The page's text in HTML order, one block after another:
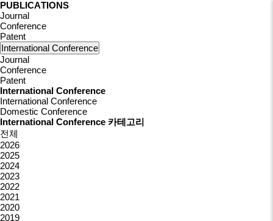
PUBLICATIONS
Journal
Conference
Patent
International Conference
Journal
Conference
Patent
International Conference
International Conference
Domestic Conference
International Conference 카테고리
전체
2026
2025
2024
2023
2022
2021
2020
2019